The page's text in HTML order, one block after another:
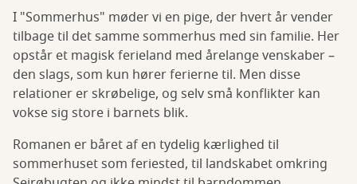
I "Sommerhus" møder vi en pige, der hvert år vender
tilbage til det samme sommerhus med sin familie. Her
opstår et magisk ferieland med årelange venskaber –
den slags, som kun hører ferierne til. Men disse
relationer er skrøbelige, og selv små konflikter kan
vokse sig store i barnets blik.
Romanen er båret af en tydelig kærlighed til
sommerhuset som feriested, til landskabet omkring